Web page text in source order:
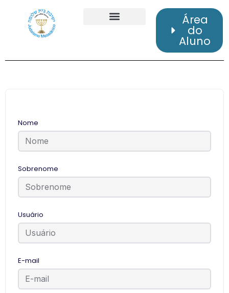
Área
do
Aluno
Nome
Sobrenome
Usuário
E-mail